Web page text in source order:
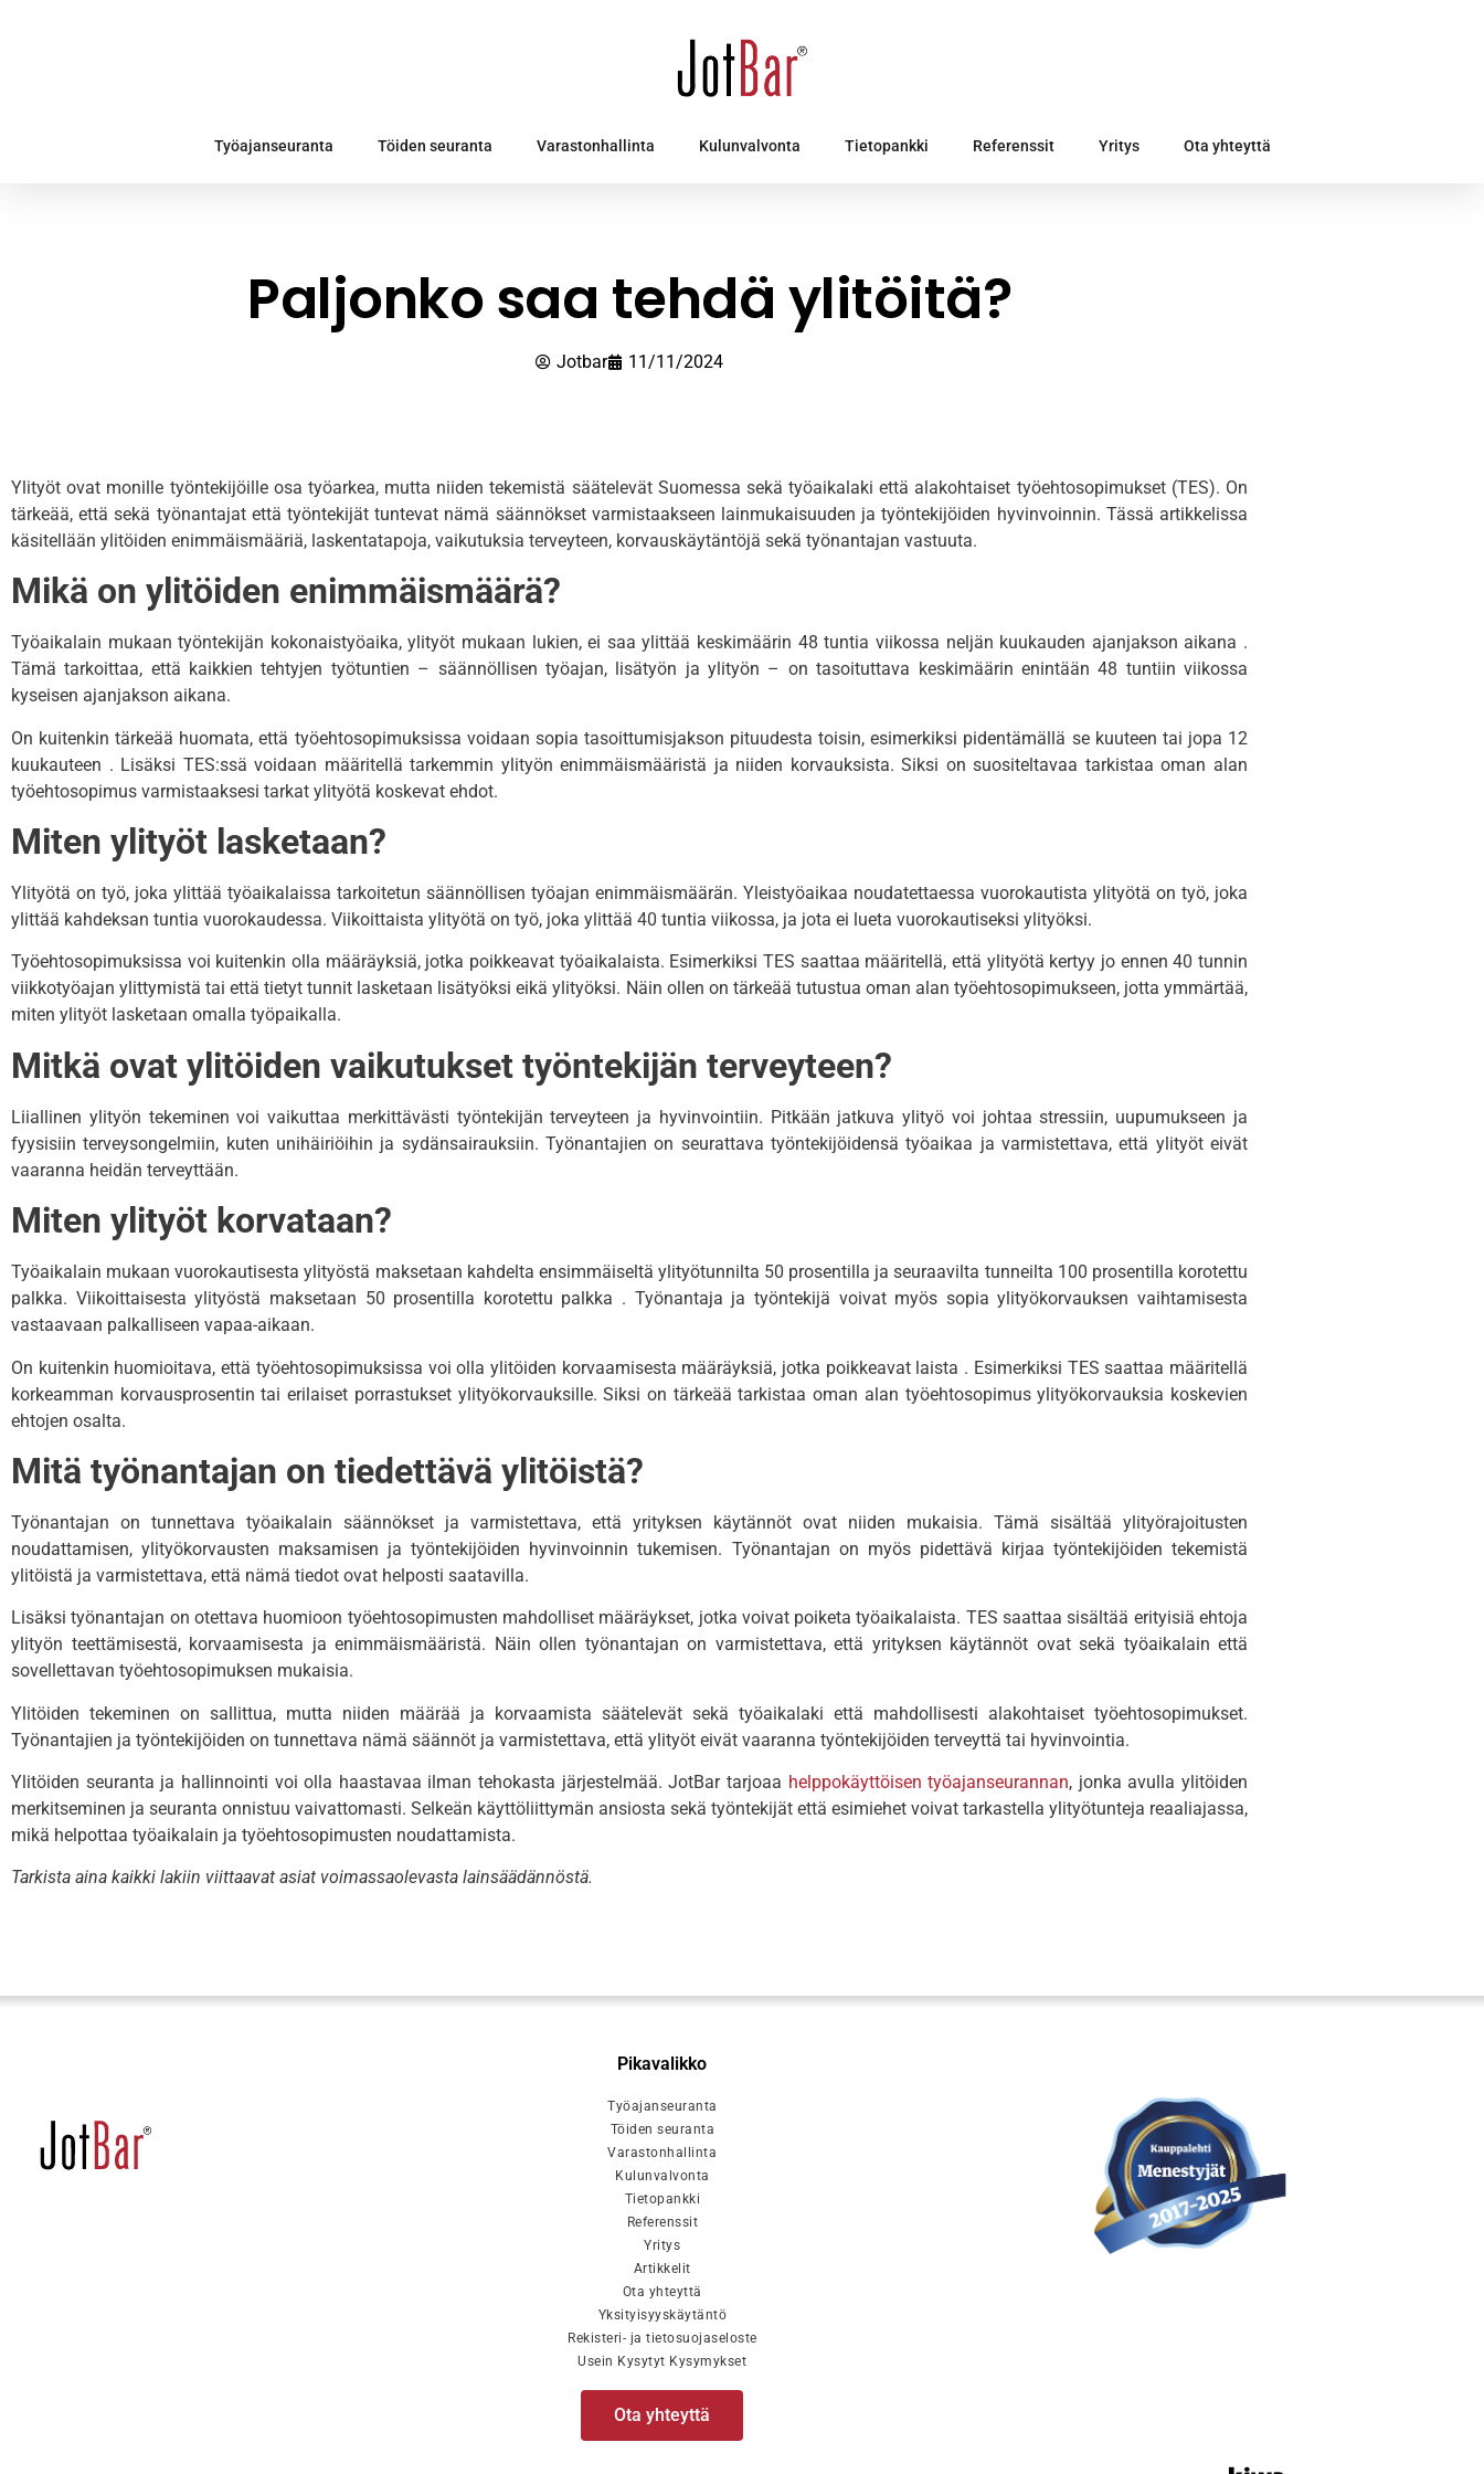
Työajanseuranta Töiden seuranta Varastonhallinta Kulunvalvonta Tietopankki Referenssit Yritys Ota yhteyttä
Paljonko saa tehdä ylitöitä?
Jotbar 11/11/2024
Ylityöt ovat monille työntekijöille osa työarkea, mutta niiden tekemistä säätelevät Suomessa sekä työaikalaki että alakohtaiset työehtosopimukset (TES). On
tärkeää, että sekä työnantajat että työntekijät tuntevat nämä säännökset varmistaakseen lainmukaisuuden ja työntekijöiden hyvinvoinnin. Tässä artikkelissa
käsitellään ylitöiden enimmäismääriä, laskentatapoja, vaikutuksia terveyteen, korvauskäytäntöjä sekä työnantajan vastuuta.
Mikä on ylitöiden enimmäismäärä?
Työaikalain mukaan työntekijän kokonaistyöaika, ylityöt mukaan lukien, ei saa ylittää keskimäärin 48 tuntia viikossa neljän kuukauden ajanjakson aikana .
Tämä tarkoittaa, että kaikkien tehtyjen työtuntien – säännöllisen työajan, lisätyön ja ylityön – on tasoituttava keskimäärin enintään 48 tuntiin viikossa
kyseisen ajanjakson aikana.
On kuitenkin tärkeää huomata, että työehtosopimuksissa voidaan sopia tasoittumisjakson pituudesta toisin, esimerkiksi pidentämällä se kuuteen tai jopa 12
kuukauteen . Lisäksi TES:ssä voidaan määritellä tarkemmin ylityön enimmäismääristä ja niiden korvauksista. Siksi on suositeltavaa tarkistaa oman alan
työehtosopimus varmistaaksesi tarkat ylityötä koskevat ehdot.
Miten ylityöt lasketaan?
Ylityötä on työ, joka ylittää työaikalaissa tarkoitetun säännöllisen työajan enimmäismäärän. Yleistyöaikaa noudatettaessa vuorokautista ylityötä on työ, joka
ylittää kahdeksan tuntia vuorokaudessa. Viikoittaista ylityötä on työ, joka ylittää 40 tuntia viikossa, ja jota ei lueta vuorokautiseksi ylityöksi.
Työehtosopimuksissa voi kuitenkin olla määräyksiä, jotka poikkeavat työaikalaista. Esimerkiksi TES saattaa määritellä, että ylityötä kertyy jo ennen 40 tunnin
viikkotyöajan ylittymistä tai että tietyt tunnit lasketaan lisätyöksi eikä ylityöksi. Näin ollen on tärkeää tutustua oman alan työehtosopimukseen, jotta ymmärtää,
miten ylityöt lasketaan omalla työpaikalla.
Mitkä ovat ylitöiden vaikutukset työntekijän terveyteen?
Liiallinen ylityön tekeminen voi vaikuttaa merkittävästi työntekijän terveyteen ja hyvinvointiin. Pitkään jatkuva ylityö voi johtaa stressiin, uupumukseen ja
fyysisiin terveysongelmiin, kuten unihäiriöihin ja sydänsairauksiin. Työnantajien on seurattava työntekijöidensä työaikaa ja varmistettava, että ylityöt eivät
vaaranna heidän terveyttään.
Miten ylityöt korvataan?
Työaikalain mukaan vuorokautisesta ylityöstä maksetaan kahdelta ensimmäiseltä ylityötunnilta 50 prosentilla ja seuraavilta tunneilta 100 prosentilla korotettu
palkka. Viikoittaisesta ylityöstä maksetaan 50 prosentilla korotettu palkka . Työnantaja ja työntekijä voivat myös sopia ylityökorvauksen vaihtamisesta
vastaavaan palkalliseen vapaa-aikaan.
On kuitenkin huomioitava, että työehtosopimuksissa voi olla ylitöiden korvaamisesta määräyksiä, jotka poikkeavat laista . Esimerkiksi TES saattaa määritellä
korkeamman korvausprosentin tai erilaiset porrastukset ylityökorvauksille. Siksi on tärkeää tarkistaa oman alan työehtosopimus ylityökorvauksia koskevien
ehtojen osalta.
Mitä työnantajan on tiedettävä ylitöistä?
Työnantajan on tunnettava työaikalain säännökset ja varmistettava, että yrityksen käytännöt ovat niiden mukaisia. Tämä sisältää ylityörajoitusten
noudattamisen, ylityökorvausten maksamisen ja työntekijöiden hyvinvoinnin tukemisen. Työnantajan on myös pidettävä kirjaa työntekijöiden tekemistä
ylitöistä ja varmistettava, että nämä tiedot ovat helposti saatavilla.
Lisäksi työnantajan on otettava huomioon työehtosopimusten mahdolliset määräykset, jotka voivat poiketa työaikalaista. TES saattaa sisältää erityisiä ehtoja
ylityön teettämisestä, korvaamisesta ja enimmäismääristä. Näin ollen työnantajan on varmistettava, että yrityksen käytännöt ovat sekä työaikalain että
sovellettavan työehtosopimuksen mukaisia.
Ylitöiden tekeminen on sallittua, mutta niiden määrää ja korvaamista säätelevät sekä työaikalaki että mahdollisesti alakohtaiset työehtosopimukset.
Työnantajien ja työntekijöiden on tunnettava nämä säännöt ja varmistettava, että ylityöt eivät vaaranna työntekijöiden terveyttä tai hyvinvointia.
Ylitöiden seuranta ja hallinnointi voi olla haastavaa ilman tehokasta järjestelmää. JotBar tarjoaa helppokäyttöisen työajanseurannan, jonka avulla ylitöiden
merkitseminen ja seuranta onnistuu vaivattomasti. Selkeän käyttöliittymän ansiosta sekä työntekijät että esimiehet voivat tarkastella ylityötunteja reaaliajassa,
mikä helpottaa työaikalain ja työehtosopimusten noudattamista.
Tarkista aina kaikki lakiin viittaavat asiat voimassaolevasta lainsäädännöstä.
Pikavalikko
Työajanseuranta
Töiden seuranta
Varastonhallinta
Kulunvalvonta
Tietopankki
Referenssit
Yritys
Artikkelit
Ota yhteyttä
Yksityisyyskäytäntö
Rekisteri- ja tietosuojaseloste
Usein Kysytyt Kysymykset
Ota yhteyttä